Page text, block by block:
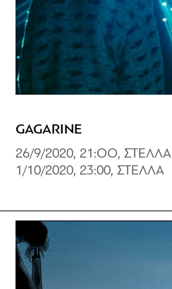
GAGARINE
26/9/2020, 21:OO, ΣΤΕΛΛΑ
1/10/2020, 23:00, ΣΤΕΛΛΑ